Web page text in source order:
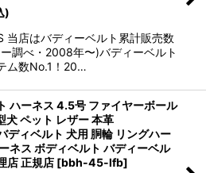
)
当店はバディーベルト累計販売数
調べ・2008年〜)バディーベルト
ム数No.1！20…
ハーネス 4.5号 ファイヤーボール
犬 ペット レザー 本革
ディベルト 犬用 胴輪 リングハー
ネス ボディベルト バディーベル
店 正規店 [bbh-45-lfb]